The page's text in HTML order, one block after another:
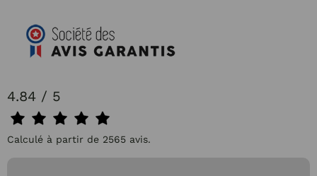
4.84 / 5
Calculé à partir de 2565 avis.